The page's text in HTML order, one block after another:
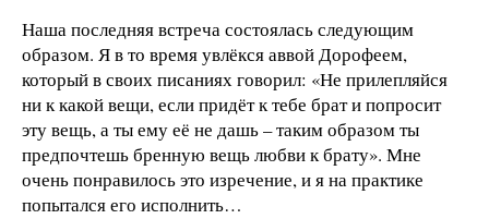
Наша последняя встреча состоялась следующим
образом. Я в то время увлёкся аввой Дорофеем,
который в своих писаниях говорил: «Не прилепляйся
ни к какой вещи, если придёт к тебе брат и попросит
эту вещь, а ты ему её не дашь – таким образом ты
предпочтешь бренную вещь любви к брату». Мне
очень понравилось это изречение, и я на практике
попытался его исполнить…